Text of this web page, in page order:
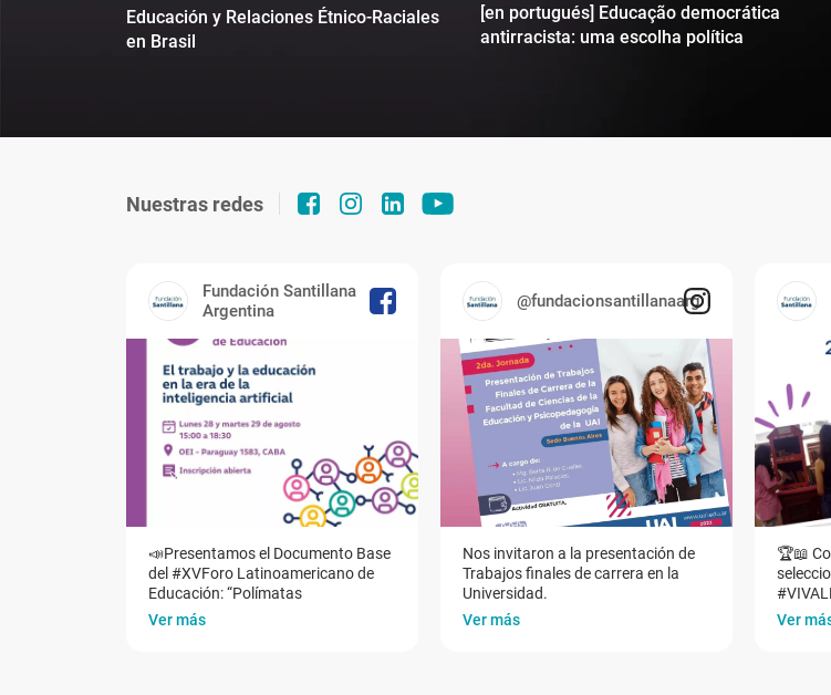
Educación y Relaciones Étnico-Raciales
en Brasil
[en portugués] Educação democrática
antirracista: uma escolha política
Nuestras redes
Fundación Santillana
Argentina
📣Presentamos el Documento Base
del #XVForo Latinoamericano de
Educación: “Polímatas
Ver más
@fundacionsantillanaarg
Nos invitaron a la presentación de
Trabajos finales de carrera en la
Universidad.
Ver más
🏆📖
Ver